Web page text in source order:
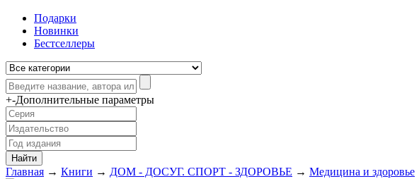
Подарки
Новинки
Бестселлеры
+-Дополнительные параметры
Главная → Книги → ДОМ - ДОСУГ. СПОРТ - ЗДОРОВЬЕ → Медицина и здоровье